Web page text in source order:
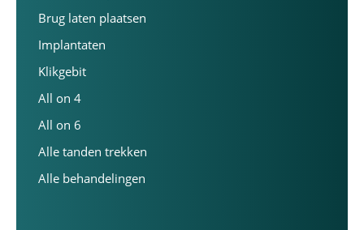
Brug laten plaatsen
Implantaten
Klikgebit
All on 4
All on 6
Alle tanden trekken
Alle behandelingen